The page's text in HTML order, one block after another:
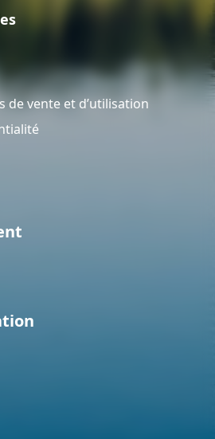
de vente et d’utilisation